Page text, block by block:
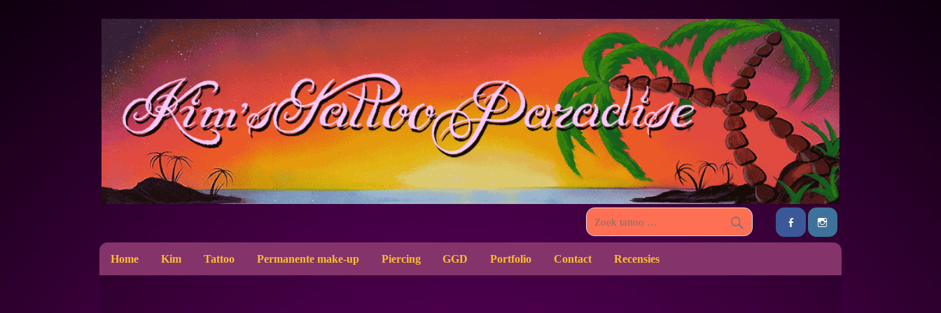
Home Kim Tattoo Permanente make-up Piercing GGD Portfolio Contact Recensies